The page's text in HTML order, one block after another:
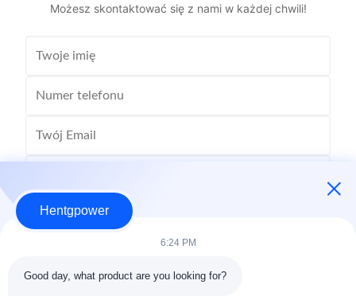
Możesz skontaktować się z nami w każdej chwili!
Hentgpower
6:24 PM
Good day, what product are you looking for?